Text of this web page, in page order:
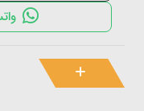
واتس